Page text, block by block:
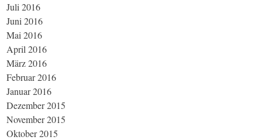
Juli 2016
Juni 2016
Mai 2016
April 2016
März 2016
Februar 2016
Januar 2016
Dezember 2015
November 2015
Oktober 2015